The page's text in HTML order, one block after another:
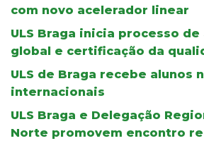
com novo acelerador linear
ULS Braga inicia processo
global e certificação da
ULS de Braga recebe alunos
internacionais
ULS Braga e Delegação
Norte promovem encontro